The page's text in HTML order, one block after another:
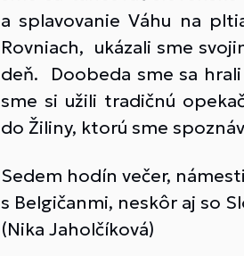
a splavovanie Váhu na
Rovniach, ukázali sme
deň. Doobeda sme sa
sme si užili tradičnú
do Žiliny, ktorú sme
Sedem hodín večer,
s Belgičanmi, neskôr aj so
(Nika Jaholčíková)